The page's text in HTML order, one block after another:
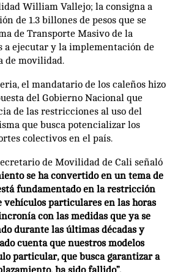
William Vallejo; la consigna a
de 1.3 billones de pesos que se
de Transporte Masivo de la
a ejecutar y la implementación de
de movilidad.
el mandatario de los caleños hizo
del Gobierno Nacional que
de las restricciones al uso del
que busca potencializar los
colectivos en el país.
de Movilidad de Cali señaló
se ha convertido en un tema de
fundamentado en la restricción
vehículos particulares en las horas
con las medidas que ya se
durante las últimas décadas y
cuenta que nuestros modelos
particular, que busca garantizar a